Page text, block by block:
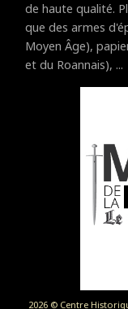
de haute qualité.
que des armes
Moyen Âge),
et du Roannais), ...
2026 © Centre